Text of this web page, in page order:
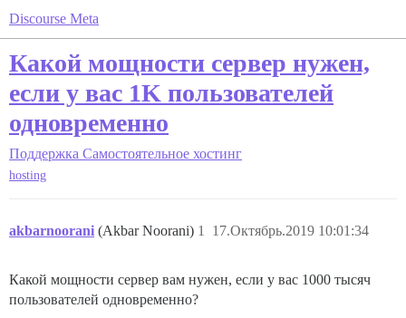
Discourse Meta
Какой мощности сервер нужен,
если у вас 1K пользователей
одновременно
Поддержка Самостоятельное хостинг
hosting
akbarnoorani (Akbar Noorani) 17.Октябрь.2019 10:01:34
1
Какой мощности сервер вам нужен, если у вас 1000 тысяч
пользователей одновременно?